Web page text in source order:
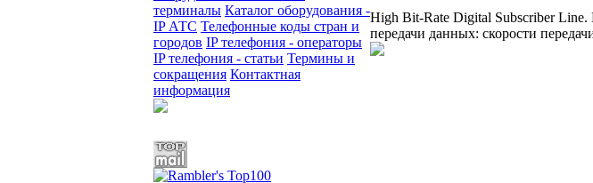
терминалы Каталог оборудования -
IP АТС Телефонные коды стран и
городов IP телефония - операторы
IP телефония - статьи Термины и
сокращения Контактная
информация
High Bit-Rate Digital Subscriber
передачи данных: скорости